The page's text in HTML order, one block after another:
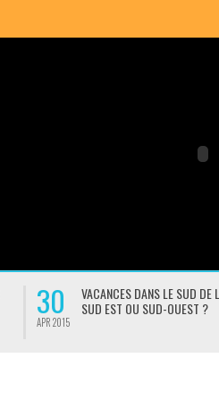
30
APR 2015
VACANCES DANS LE SUD DE
SUD EST OU SUD-OUEST ?